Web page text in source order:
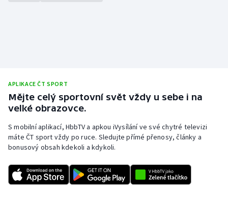
Veslování
Vodní slalom
Volejbal
APLIKACE ČT SPORT
Mějte celý sportovní svět vždy u sebe i na
velké obrazovce.
S mobilní aplikací, HbbTV a apkou iVysílání ve své chytré televizi
máte ČT sport vždy po ruce. Sledujte přímé přenosy, články a
bonusový obsah kdekoli a kdykoli.